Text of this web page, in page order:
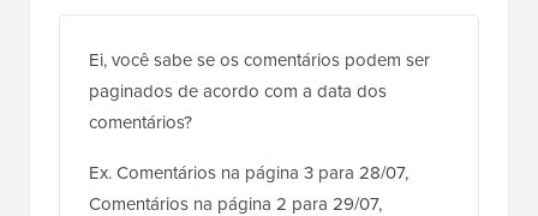
Ei, você sabe se os comentários podem ser
paginados de acordo com a data dos
comentários?
Ex. Comentários na página 3 para 28/07,
Comentários na página 2 para 29/07,